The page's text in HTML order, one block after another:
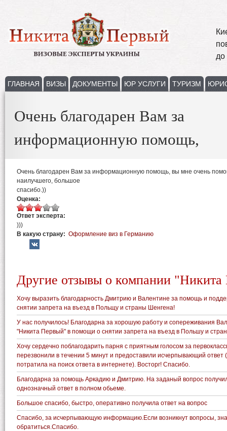
до
ГЛАВНАЯ ВИЗЫ ДОКУМЕНТЫ ЮР УСЛУГИ ТУРИЗМ
Очень благодарен Вам за
информационную помощь,
Очень благодарен Вам за информационную помощь, вы мне очень
наилучшего, большое
спасибо.))
Оценка:
Ответ эксперта:
)))
В какую страну: Оформление виз в Германию
Другие отзывы о компании
Хочу выразить благодарность Дмитрию и Валентине за помощь и
снятии запрета на въезд в Польщу и страны Шенгена!
У нас получилось! Благодарна за хорошую работу и сопереживания
"Никита Первый" в помощи о снятии запрета на въезд в Польшу и
Хочу сердечно поблагодарить парня с приятным голосом за
перезвонили в течении 5 минут и предоставили исчерпывающий ответ
потратила на поиск ответа в интернете). Восторг! Спасибо.
Благодарна за помощь Аркадию и Дмитрию. На заданый вопрос
однозначный ответ в полном обьеме.
Большое спасибо, быстро, оперативно получила ответ на вопрос
Спасибо, за исчерпывающую информацию.Если возникнут вопросы,
обратиться.Спасибо.